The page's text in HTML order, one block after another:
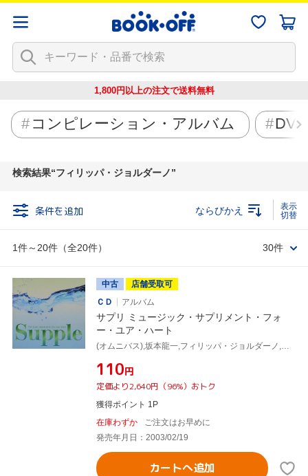
1,800円以上の注文で送料無料
コンピレーション・アルバム
検索結果 フィリッパ・ジョルダーノ
条件を追加
1件～20件（全20件）
ならびかえ
30件
中古
店舗受取可
ＣＤ
アルバム
サプリ ミュージック・サプリメント・フォ
ー・ユア・ハート
(オムニバス),坂本龍一,フィリッパ・ジョルダーノ,吉俣良,エンニオ・モリコーネ,ナタリー・コール,ジェフ・マルダー,マリア・マルダー
¥110円
定価より2,640円（96%）おトク
獲得ポイント 1P
在庫わずか
ご注文はお早めに
発売年月日：2003/02/19
カートへ追加